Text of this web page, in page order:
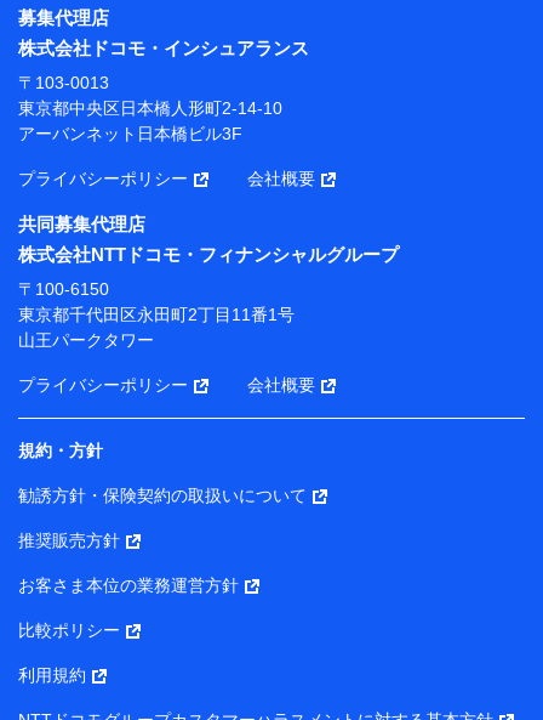
【利用目的】
当社または株式会社NTTドコモ・フィナンシャルグルー
プが提供する保険関連サービスにおけるユーザー登録受
付および管理のため
当社または株式会社NTTドコモ・フィナンシャルグルー
携会社の保険その他に関する情報を提供するため、また
維持管理等の委託業務遂行のため、またそれらに付帯、
関連する当社または株式会社NTTドコモ・フィナンシャ
ルグループおよび提携会社のサービスを案内、提供する
ため
（各サービスで取得したサービス利用履歴、ウェブサイ
トの閲覧履歴、購買履歴、ご契約内容等のパーソナルデ
ータを分析して、お客さまの趣味・嗜好・傾向に応じた
サービス・商品等に関するご提案や広告の配信等を行う
ことがあります。）
各種セミナーの開催のため
コンサルティングサービスの実施のため
アンケートやキャンペーン等の実施のため
上記に係る案内・手続き・管理等付帯業務を行うため
所・代表者名】
り）
株式会社NTTドコモ・フィナンシャルグループ 代表取締役
社長 廣井 孝史
募集代理店
株式会社ドコモ・インシュアランス
〒103-0013
東京都中央区日本橋人形町2-14-10
アーバンネット日本橋ビル3F
プライバシーポリシー 会社概要
共同募集代理店
株式会社NTTドコモ・フィナンシャルグループ
〒100-6150
東京都千代田区永田町2丁目11番1号
山王パークタワー
プライバシーポリシー 会社概要
規約・方針
勧誘方針・保険契約の取扱いについて
推奨販売方針
お客さま本位の業務運営方針
比較ポリシー
利用規約